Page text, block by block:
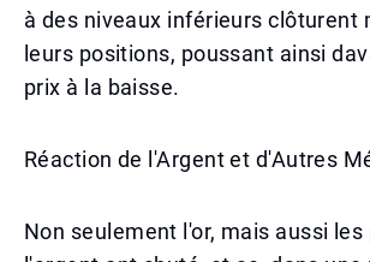
à des niveaux inférieurs clôturent
leurs positions, poussant ainsi
prix à la baisse.
Réaction de l'Argent et d'Autres
Non seulement l'or, mais aussi les